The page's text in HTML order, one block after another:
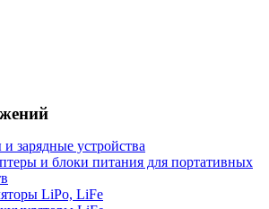
зарядные устройства
и блоки питания для портативных
LiPo, LiFe